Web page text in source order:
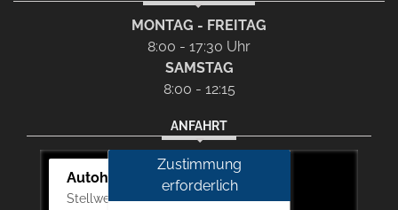
MONTAG - FREITAG
8:00 - 17:30 Uhr
SAMSTAG
8:00 - 12:15
ANFAHRT
Autohaus Picker
Stellwerk 5, 57368 Lennestadt
Zustimmung
erforderlich